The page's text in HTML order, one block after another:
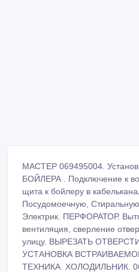
МАСТЕР 069495004.
БОЙЛЕРА . Подключение к
щита к бойлеру в
Посудомоечную,
Электрик. ПЕРФОРАТОР.
вентиляция, сверление